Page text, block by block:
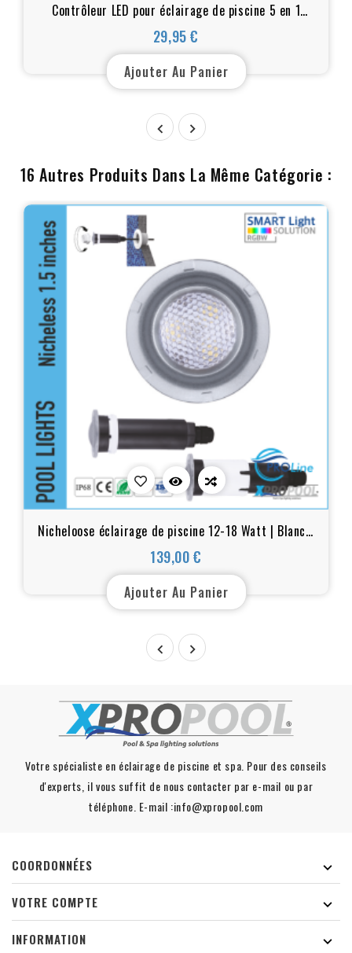
Contrôleur LED pour éclairage de piscine 5 en 1
Smart WiFi et Bluetooth pour LED RGB, RGBW,
RGB+CCT, WW+CW, CCT
29,95 €
Prix
Ajouter Au Panier
 
16 Autres Produits Dans La Même Catégorie :
Nicheloose éclairage de piscine 12-18 Watt | Blanc -
Couleur LED pour piscine et spa
139,00 €
Prix
Ajouter Au Panier
 
Votre spécialiste en éclairage de piscine et spa. Pour des conseils
d'experts, il vous suffit de nous contacter par e-mail ou par
téléphone. E-mail :info@xpropool.com
COORDONNÉES

VOTRE COMPTE

INFORMATION
